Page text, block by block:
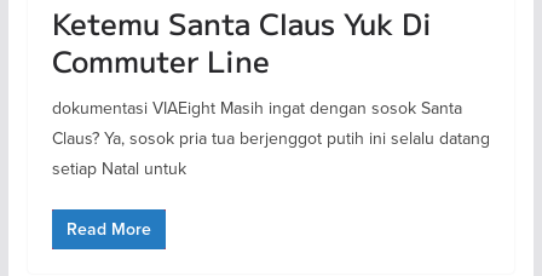
Ketemu Santa Claus Yuk Di
Commuter Line
dokumentasi VIAEight Masih ingat dengan sosok Santa
Claus? Ya, sosok pria tua berjenggot putih ini selalu datang
setiap Natal untuk
Read More